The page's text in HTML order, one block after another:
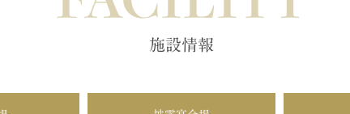
施設情報